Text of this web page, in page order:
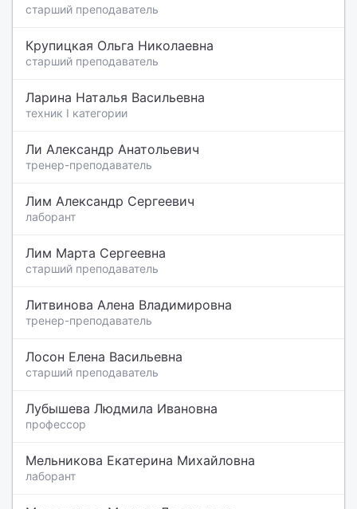
старший преподаватель
Крупицкая Ольга Николаевна
старший преподаватель
Ларина Наталья Васильевна
техник I категории
Ли Александр Анатольевич
тренер-преподаватель
Лим Александр Сергеевич
лаборант
Лим Марта Сергеевна
старший преподаватель
Литвинова Алена Владимировна
тренер-преподаватель
Лосон Елена Васильевна
старший преподаватель
Лубышева Людмила Ивановна
профессор
Мельникова Екатерина Михайловна
лаборант